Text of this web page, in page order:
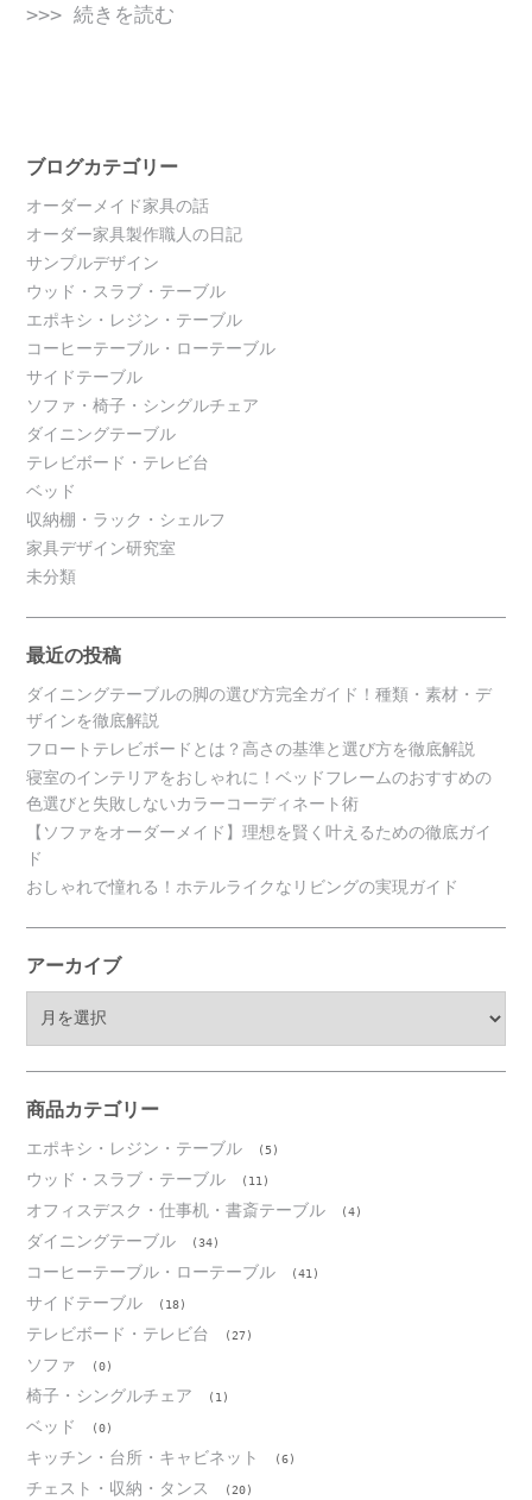
>>> 続きを読む
ブログカテゴリー
オーダーメイド家具の話
オーダー家具製作職人の日記
サンプルデザイン
ウッド・スラブ・テーブル
エポキシ・レジン・テーブル
コーヒーテーブル・ローテーブル
サイドテーブル
ソファ・椅子・シングルチェア
ダイニングテーブル
テレビボード・テレビ台
ベッド
収納棚・ラック・シェルフ
家具デザイン研究室
未分類
最近の投稿
ダイニングテーブルの脚の選び方完全ガイド！種類・素材・デ
ザインを徹底解説
フロートテレビボードとは？高さの基準と選び方を徹底解説
寝室のインテリアをおしゃれに！ベッドフレームのおすすめの
色選びと失敗しないカラーコーディネート術
【ソファをオーダーメイド】理想を賢く叶えるための徹底ガイ
ド
おしゃれで憧れる！ホテルライクなリビングの実現ガイド
アーカイブ
ブ
商品カテゴリー
エポキシ・レジン・テーブル (5)
ウッド・スラブ・テーブル (11)
オフィスデスク・仕事机・書斎テーブル (4)
ダイニングテーブル (34)
コーヒーテーブル・ローテーブル (41)
サイドテーブル (18)
テレビボード・テレビ台 (27)
ソファ (0)
椅子・シングルチェア (1)
ベッド (0)
キッチン・台所・キャビネット (6)
チェスト・収納・タンス (20)